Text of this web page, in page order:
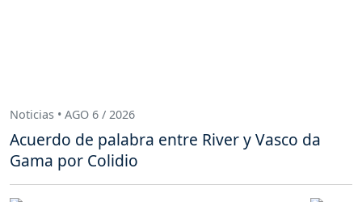
Noticias • AGO 6 / 2026
Acuerdo de palabra entre River y Vasco da
Gama por Colidio